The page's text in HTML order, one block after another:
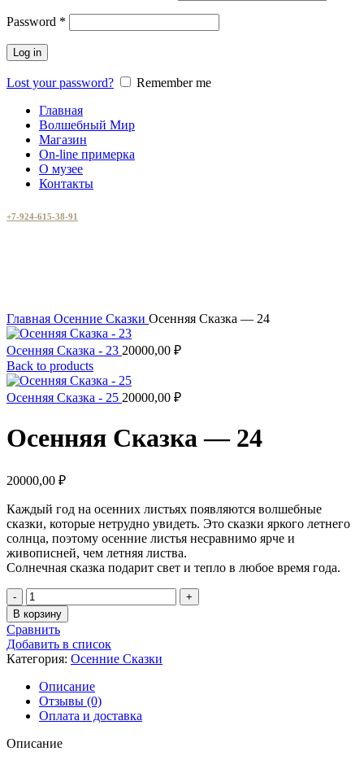
Password *
Log in
Lost your password?
Remember me
Главная
Волшебный Мир
Магазин
On-line примерка
О музее
Контакты
+7-924-615-38-91
Главная Осенние Сказки Осенняя Сказка — 24
Осенняя Сказка - 23 20000,00 ₽
Back to products
Осенняя Сказка - 25 20000,00 ₽
Осенняя Сказка — 24
20000,00 ₽
Каждый год на осенних листьях появляются волшебные
сказки, которые нетрудно увидеть. Это сказки яркого летнего
солнца, поэтому осенние листья несравнимо ярче и
живописней, чем летняя листва.
Солнечная сказка подарит свет и тепло в любое время года.
Количество
товара
Осенняя
Сказка
-
24
В корзину
Сравнить
Добавить в список
Категория: Осенние Сказки
Описание
Отзывы (0)
Оплата и доставка
Описание